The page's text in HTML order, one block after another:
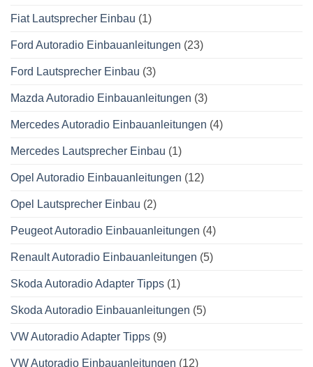
Fiat Lautsprecher Einbau (1)
Ford Autoradio Einbauanleitungen (23)
Ford Lautsprecher Einbau (3)
Mazda Autoradio Einbauanleitungen (3)
Mercedes Autoradio Einbauanleitungen (4)
Mercedes Lautsprecher Einbau (1)
Opel Autoradio Einbauanleitungen (12)
Opel Lautsprecher Einbau (2)
Peugeot Autoradio Einbauanleitungen (4)
Renault Autoradio Einbauanleitungen (5)
Skoda Autoradio Adapter Tipps (1)
Skoda Autoradio Einbauanleitungen (5)
VW Autoradio Adapter Tipps (9)
VW Autoradio Einbauanleitungen (12)